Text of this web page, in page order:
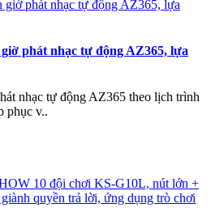
phát nhạc tự động AZ365, lựa
nhạc tự động AZ365 theo lịch trình
phục v..